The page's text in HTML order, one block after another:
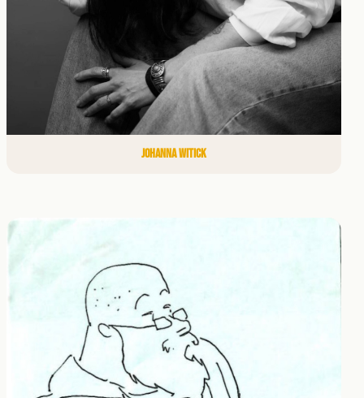
JOHANNA WITICK